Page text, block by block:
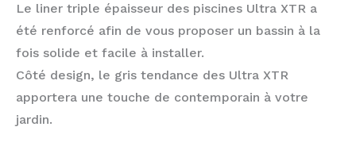
Le liner triple épaisseur des piscines Ultra XTR a
été renforcé afin de vous proposer un bassin à la
fois solide et facile à installer.
Côté design, le gris tendance des Ultra XTR
apportera une touche de contemporain à votre
jardin.